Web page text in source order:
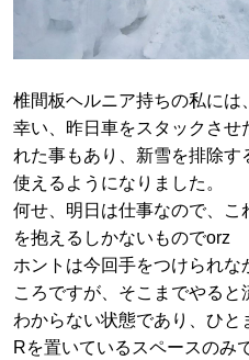
椎間板ヘルニア持ちの私には
幸い、昨日車をスタックさせ
れた事もあり、新雪を排除
使えるようになりました。
何せ、明日は仕事なので、
を抱えるしかないものでorz
ホントは今回手をつけられな
ころですが、そこまでやる
わからない状態であり、ひ
Rを置いているスペースのみ